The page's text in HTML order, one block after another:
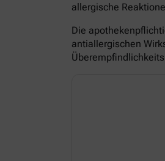
allergische
Die
antiallergischen